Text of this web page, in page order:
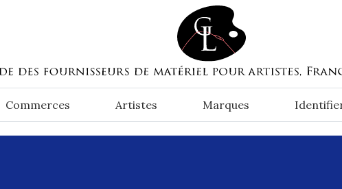
Commerces Artistes Marques